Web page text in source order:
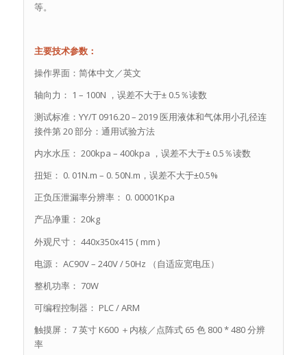
等。
主要技术参数：
操作界面：简体中文／英文
轴向力： 1 – 100N ，误差不大于± 0.5％读数
测试标准：YY/T 0916.20 – 2019 医用液体和气体用小孔径连
接件第 20 部分：通用试验方法
内水水压： 200kpa – 400kpa ，误差不大于± 0.5％读数
扭矩： 0. 01N.m – 0. 50N.m，误差不大于±0.5%
正负压泄漏率分辨率： 0. 00001Kpa
产品净重： 20kg
外观尺寸： 440x350x415 ( mm )
电源： AC90V – 240V / 50Hz （自适应宽电压）
整机功率： 70W
可编程控制器： PLC / ARM
触摸屏： 7 英寸 K600 ＋内核／点阵式 65 色 800 * 480 分辨
率